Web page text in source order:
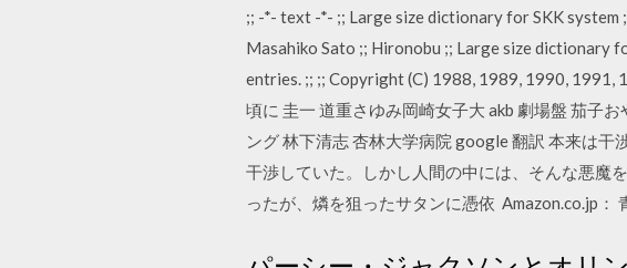
;; -*- text -*- ;; Large size dictionary for SKK
Masahiko Sato ;; Hironobu ;; Large size dictionary
entries. ;; ;; Copyright (C) 1988, 1989, 1990, 1991,
頃に 圭一 道重さゆみ岡崎女子大 akb 劇場盤 茄子
ング 林下清志 杏林大学病院 google 翻訳 本来は
干渉していた。しかし人間の中には、そんな悪魔
ったが、燐を狙ったサタンに憑依 Amazon.co.jp：